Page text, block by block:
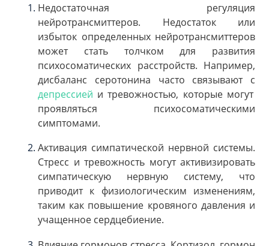
Недостаточная регуляция
нейротрансмиттеров. Недостаток или
избыток определенных нейротрансмиттеров
может стать толчком для развития
психосоматических расстройств. Например,
дисбаланс серотонина часто связывают с
депрессией и тревожностью, которые могут
проявляться психосоматическими
симптомами.
Активация симпатической нервной системы.
Стресс и тревожность могут активизировать
симпатическую нервную систему, что
приводит к физиологическим изменениям,
таким как повышение кровяного давления и
учащенное сердцебиение.